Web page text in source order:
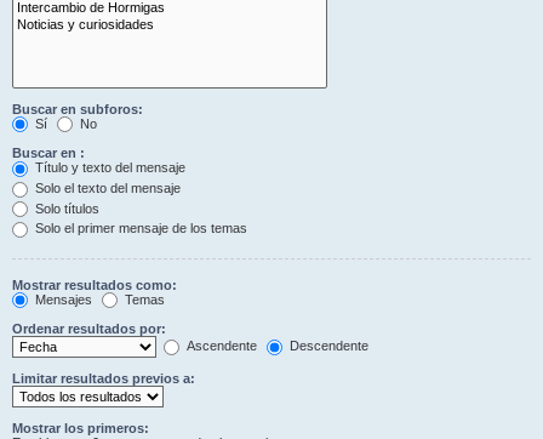
Buscar en subforos:
Sí
No
Buscar en :
Título y texto del mensaje
Solo el texto del mensaje
Solo títulos
Solo el primer mensaje de los temas
Mostrar resultados como:
Mensajes
Temas
Ordenar resultados por:
Ascendente
Descendente
Limitar resultados previos a:
Mostrar los primeros: